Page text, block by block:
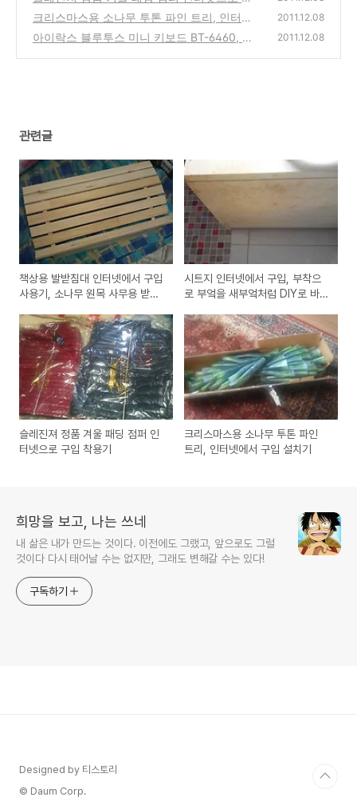
입 착용기
(0)
크리스마스용 소나무 투톤 파인 트리, 인터넷
에서 구입 설치기
(0)
2011.12.08
아이락스 블루투스 미니 키보드 BT-6460, 쿠
2011.12.08
관련글
책상용 발받침대 인터넷에서 구입
사용기, 소나무 원목 사무용 받침
시트지 인터넷에서 구입, 부착으
로 부엌을 새부엌처럼 DIY로 바꾸
슬레진져 정품 겨울 패딩 점퍼 인
터넷으로 구입 착용기
크리스마스용 소나무 투톤 파인
트리, 인터넷에서 구입 설치기
희망을 보고, 나는 쓰네
내 삶은 내가 만드는 것이다. 이전에도 그랬고, 앞으로도 그럴
것이다 다시 태어날 수는 없지만, 그래도 변해갈 수는 있다!
구독하기
Designed by 티스토리
© Daum Corp.